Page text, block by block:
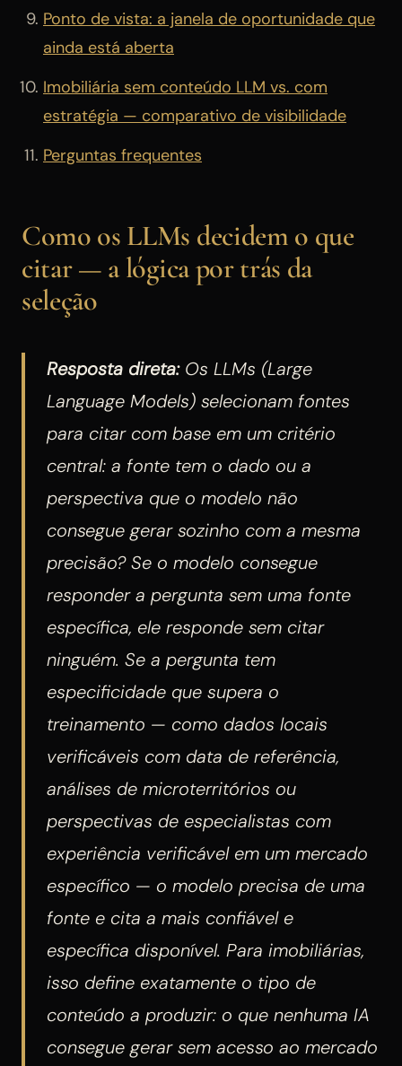
Ponto de vista: a janela de oportunidade que
ainda está aberta
Imobiliária sem conteúdo LLM vs. com
estratégia — comparativo de visibilidade
Perguntas frequentes
Como os LLMs decidem o que
citar — a lógica por trás da
seleção
Resposta direta:Os LLMs (Large
Language Models) selecionam fontes
para citar com base em um critério
central: a fonte tem o dado ou a
perspectiva que o modelo não
consegue gerar sozinho com a mesma
precisão? Se o modelo consegue
responder a pergunta sem uma fonte
específica, ele responde sem citar
ninguém. Se a pergunta tem
especificidade que supera o
treinamento — como dados locais
verificáveis com data de referência,
análises de microterritórios ou
perspectivas de especialistas com
experiência verificável em um mercado
específico — o modelo precisa de uma
fonte e cita a mais confiável e
específica disponível. Para imobiliárias,
isso define exatamente o tipo de
conteúdo a produzir: o que nenhuma IA
consegue gerar sem acesso ao mercado